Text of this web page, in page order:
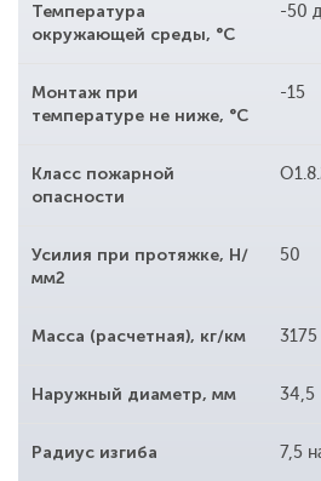
Температура
окружающей среды, °С
-50
Монтаж при
температуре не ниже, °С
-15
Класс пожарной
опасности
Усилия при протяжке, Н/
мм2
50
Масса (расчетная), кг/км 3175
Наружный диаметр, мм 34,5
Радиус изгиба 7,5